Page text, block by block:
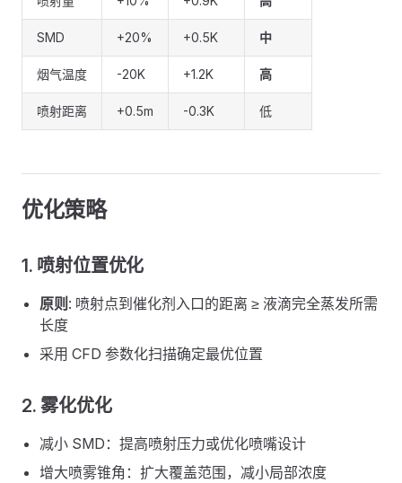
SMD +20% +0.5K 中
烟气温度 -20K +1.2K 高
喷射距离 +0.5m -0.3K 低
优化策略
1. 喷射位置优化
原则 : 喷射点到催化剂入口的距离 ≥ 液滴完全蒸发所需
长度
采用 CFD 参数化扫描确定最优位置
2. 雾化优化
减小 SMD：提高喷射压力或优化喷嘴设计
增大喷雾锥角：扩大覆盖范围，减小局部浓度